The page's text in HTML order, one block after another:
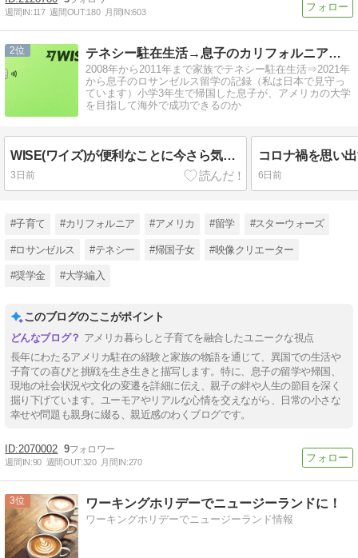
週間IN:117 週間OUT:180 月間IN:603
2 テネシー駐在生活→息子のカリフォルニア留学
2008年から2011年まで家族でテネシー駐在生活⇒2021年
から息子のロサンゼルス留学の記録（私は日本で見守っ
ています）小学3年生で帰国した息子が、アメリカの大学
を目指して海外で成功できるのか
WISE(ワイズ)が便利なことに今さら気付いた
3日前 6日前
#子育て #カリフォルニア #アメリカ #留学 #スターウォーズ
#ロサンゼルス #テネシー #帰国子女 #映像クリエーター
#奨学金 #大学編入
このブログのここがポイント
アメリカ暮らしと子育てを融合したユニークな視点
長年にわたるアメリカ駐在の経験と家族の物語を通じて、異国での生活や
子育ての喜びと挑戦を生き生きと描写します。特に、息子の留学や帰国、
現地の社会状況や文化の変遷を詳細に伝え、親子の絆や人生の節目を深く
掘り下げています。ユーモアやリアルな心情を交えながら、日常の小さな
幸せや問題も親身に綴る、親近感のわくブログです。
2070002 9
週間IN:90 週間OUT:320 月間IN:270
3 ワーキングホリデーでニュージーランドに！
ワーキングホリデーでニュージーランド情報